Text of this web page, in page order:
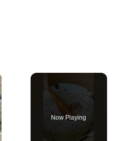
Video
Now Playing